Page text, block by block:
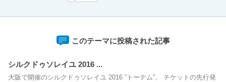
このテーマに投稿された記事
シルクドゥソレイユ 2016 ...
大阪で開催のシルクドゥソレイユ 2016 ”トーテム”、 チケットの先行発